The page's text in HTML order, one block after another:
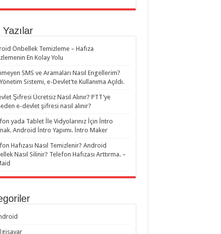
Önbellek Temizleme – Hafıza
En Kolay Yolu
SMS ve Aramaları Nasıl Engellerim?
Yönetim Sistemi, e-Devlet’te Kullanıma Açıldı.
Şifresi Ücretsiz Nasıl Alınır? PTT’ye
e-devlet şifresi nasıl alınır?
yada Tablet İle Vidyolarınız İçin İntro
Android İntro Yapımı. İntro Maker
Hafızası Nasıl Temizlenir? Android
Nasıl Silinir? Telefon Hafızası Arttırma. –